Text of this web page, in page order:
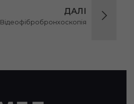
ДАЛІ
Відеофібробронхоскопія